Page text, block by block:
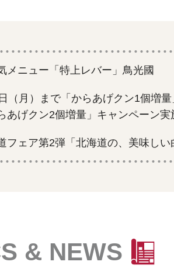
メニュー「特上レバー」鳥光國
（月）まで「からあげクン1個増量
あげクン2個増量」キャンペーン
フェア第2弾「北海道の、美味し
& NEWS